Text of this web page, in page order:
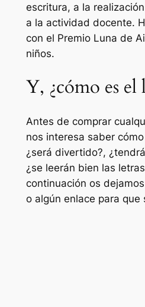
escritura, a la
a la actividad docente.
con el Premio Luna de
niños.
Y, ¿cómo es el
Antes de comprar
nos interesa saber
¿será divertido?,
¿se leerán bien las
continuación os
o algún enlace para que